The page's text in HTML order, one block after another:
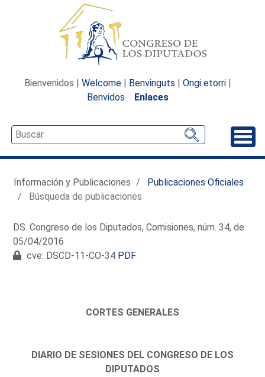
Bienvenidos | Welcome | Benvinguts | Ongi etorri |
Benvidos
Enlaces
Información y Publicaciones
Publicaciones Oficiales
Búsqueda de publicaciones
DS. Congreso de los Diputados, Comisiones, núm. 34, de
05/04/2016
cve: DSCD-11-CO-34 PDF
CORTES GENERALES
DIARIO DE SESIONES DEL CONGRESO DE LOS
DIPUTADOS